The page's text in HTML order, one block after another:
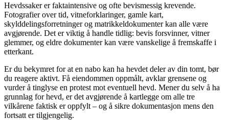
Hevdssaker er faktaintensive og ofte bevismessig krevende.
Fotografier over tid, vitneforklaringer, gamle kart,
skylddelingsforretninger og matrikkeldokumenter kan alle være
avgjørende. Det er viktig å handle tidlig: bevis forsvinner, vitner
glemmer, og eldre dokumenter kan være vanskelige å fremskaffe i
etterkant.
Er du bekymret for at en nabo kan ha hevdet deler av din tomt, bør
du reagere aktivt. Få eiendommen oppmålt, avklar grensene og
vurder å tinglyse en protest mot eventuell hevd. Mener du selv å ha
grunnlag for hevd, er det avgjørende å kartlegge om alle tre
vilkårene faktisk er oppfylt – og å sikre dokumentasjon mens den
fortsatt er tilgjengelig.